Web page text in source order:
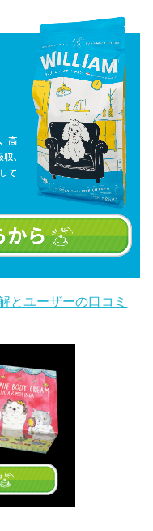
とユーザーの口コミ